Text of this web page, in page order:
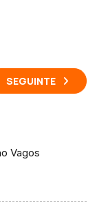
SEGUINTE
Vagos